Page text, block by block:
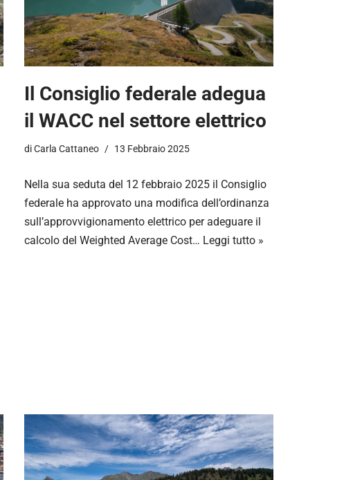
Il Consiglio federale adegua
il WACC nel settore elettrico
diCarla Cattaneo 13 Febbraio 2025
Nella sua seduta del 12 febbraio 2025 il Consiglio
federale ha approvato una modifica dell’ordinanza
sull’approvvigionamento elettrico per adeguare il
calcolo del Weighted Average Cost… Leggi tutto »